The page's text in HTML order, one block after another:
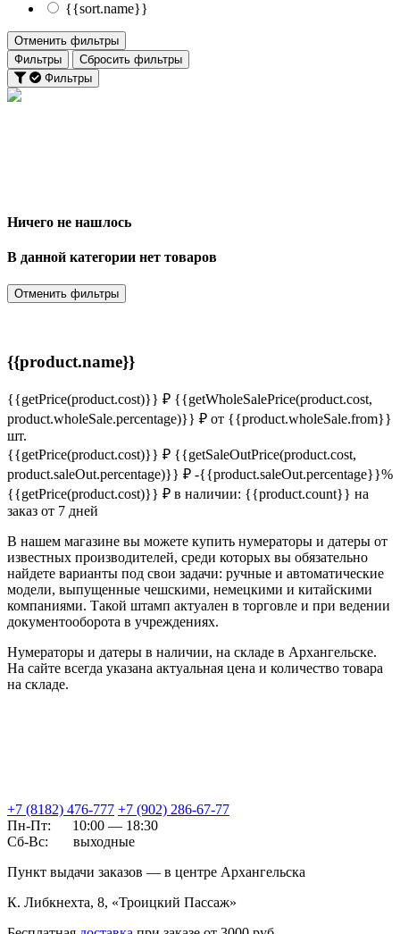
{{sort.name}}
Отменить фильтры
Фильтры
Сбросить фильтры
Фильтры
Ничего не нашлось
В данной категории нет товаров
Отменить фильтры
{{product.name}}
{{getPrice(product.cost)}} ₽ {{getWholeSalePrice(product.cost,
product.wholeSale.percentage)}} ₽ от {{product.wholeSale.from}}
шт.
{{getPrice(product.cost)}} ₽ {{getSaleOutPrice(product.cost,
product.saleOut.percentage)}} ₽ -{{product.saleOut.percentage}}%
{{getPrice(product.cost)}} ₽ в наличии: {{product.count}} на
заказ от 7 дней
В нашем магазине вы можете купить нумераторы и датеры от
известных производителей, среди которых вы обязательно
найдете варианты под свои задачи: ручные и автоматические
модели, выпущенные чешскими, немецкими и китайскими
компаниями. Такой штамп актуален в торговле и при ведении
документооборота в учреждениях.
Нумераторы и датеры в наличии, на складе в Архангельске.
На сайте всегда указана актуальная цена и количество товара
на складе.
+7 (8182) 476-777 +7 (902) 286-67-77
Пн-Пт:
10:00 — 18:30
Сб-Вс:
выходные
Пункт выдачи заказов — в центре Архангельска
К. Либкнехта, 8, «Троицкий Пассаж»